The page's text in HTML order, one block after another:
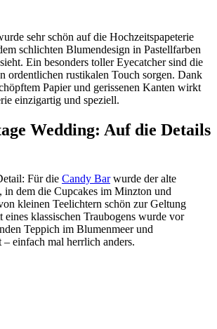
sehr schön auf die Hochzeitspapeterie
schlichten Blumendesign in Pastellfarben
Ein besonders toller Eyecatcher sind die
ordentlichen rustikalen Touch sorgen. Dank
Papier und gerissenen Kanten wirkt
einzigartig und speziell.
Wedding: Auf die Details
Für die Candy Barwurde der alte
in dem die Cupcakes im Minzton und
kleinen Teelichtern schön zur Geltung
eines klassischen Traubogens wurde vor
Teppich im Blumenmeer und
– einfach mal herrlich anders.